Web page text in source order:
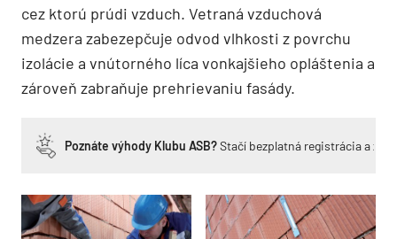
cez ktorú prúdi vzduch. Vetraná vzduchová
medzera zabezepčuje odvod vlhkosti z povrchu
izolácie a vnútorného líca vonkajšieho opláštenia a
zároveň zabraňuje prehrievaniu fasády.
Poznáte výhody Klubu ASB?Stačí bezplatná registrácia a